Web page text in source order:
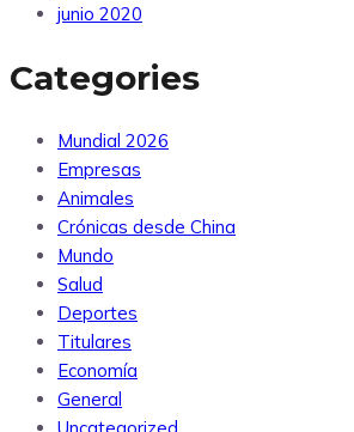
junio 2020
Categories
Mundial 2026
Empresas
Animales
Crónicas desde China
Mundo
Salud
Deportes
Titulares
Economía
General